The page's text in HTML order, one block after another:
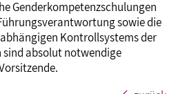
Genderkompetenzschulungen
sowie die
Kontrollsystems der
absolut notwendige